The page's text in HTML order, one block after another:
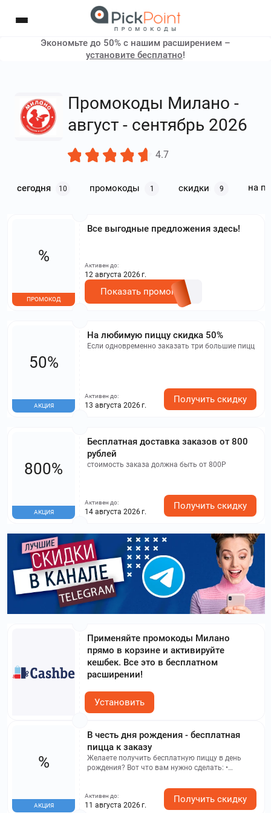
Экономьте до 50% с нашим расширением –
установите бесплатно!
Промокоды Милано -
август - сентябрь 2026
4.7
сегодня 10 промокоды 1 скидки 9 на
Все выгодные предложения здесь!
%
ПРОМОКОД
Активен до:
12 августа 2026 г.
Показать промокод
На любимую пиццу скидка 50%
Если одновременно заказать три большие пицц
50%
АКЦИЯ
Активен до:
13 августа 2026 г.
Получить скидку
Бесплатная доставка заказов от 800
рублей
стоимость заказа должна быть от 800Р
800%
АКЦИЯ
Активен до:
14 августа 2026 г.
Получить скидку
Применяйте промокоды Милано
прямо в корзине и активируйте
кешбек. Все это в бесплатном
расширении!
Установить
В честь дня рождения - бесплатная
пицца к заказу
Желаете получить бесплатную пиццу в день
рождения? Вот что вам нужно сделать: •
сайте или в мобильном приложении; •
Заполните все необходимые поля, включая ФИО,
дату рождения, пол и электронную почту; •
%
АКЦИЯ
Активен до:
11 августа 2026 г.
Получить скидку